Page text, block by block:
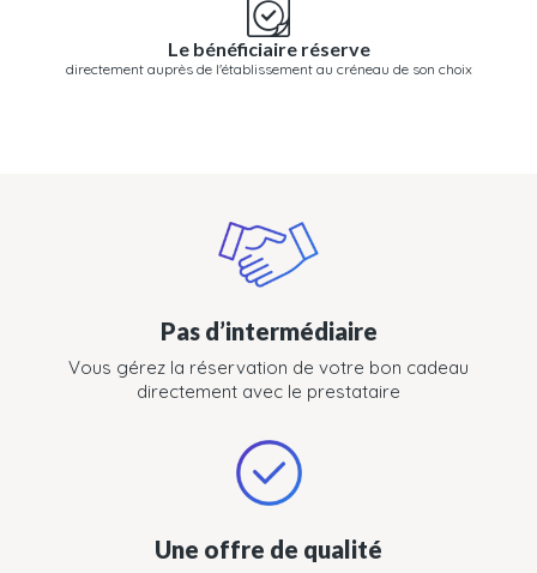
Le bénéficiaire réserve
directement auprès de l'établissement au créneau de son choix
Pas d’intermédiaire
Vous gérez la réservation de votre bon cadeau
directement avec le prestataire
Une offre de qualité